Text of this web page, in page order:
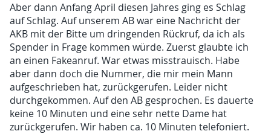
Aber dann Anfang April diesen Jahres ging es Schlag
auf Schlag. Auf unserem AB war eine Nachricht der
AKB mit der Bitte um dringenden Rückruf, da ich als
Spender in Frage kommen würde. Zuerst glaubte ich
an einen Fakeanruf. War etwas misstrauisch. Habe
aber dann doch die Nummer, die mir mein Mann
aufgeschrieben hat, zurückgerufen. Leider nicht
durchgekommen. Auf den AB gesprochen. Es dauerte
keine 10 Minuten und eine sehr nette Dame hat
zurückgerufen. Wir haben ca. 10 Minuten telefoniert.